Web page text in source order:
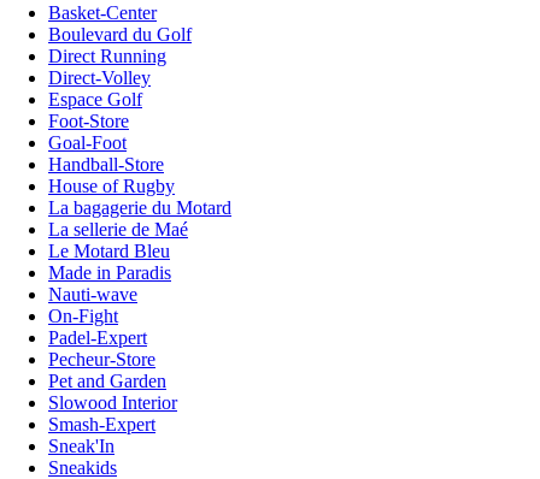
Basket-Center
Boulevard du Golf
Direct Running
Direct-Volley
Espace Golf
Foot-Store
Goal-Foot
Handball-Store
House of Rugby
La bagagerie du Motard
La sellerie de Maé
Le Motard Bleu
Made in Paradis
Nauti-wave
On-Fight
Padel-Expert
Pecheur-Store
Pet and Garden
Slowood Interior
Smash-Expert
Sneak'In
Sneakids